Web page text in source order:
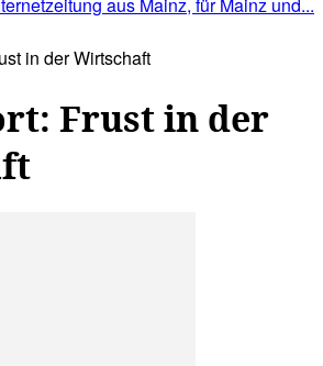
in der Wirtschaft
Frust in der